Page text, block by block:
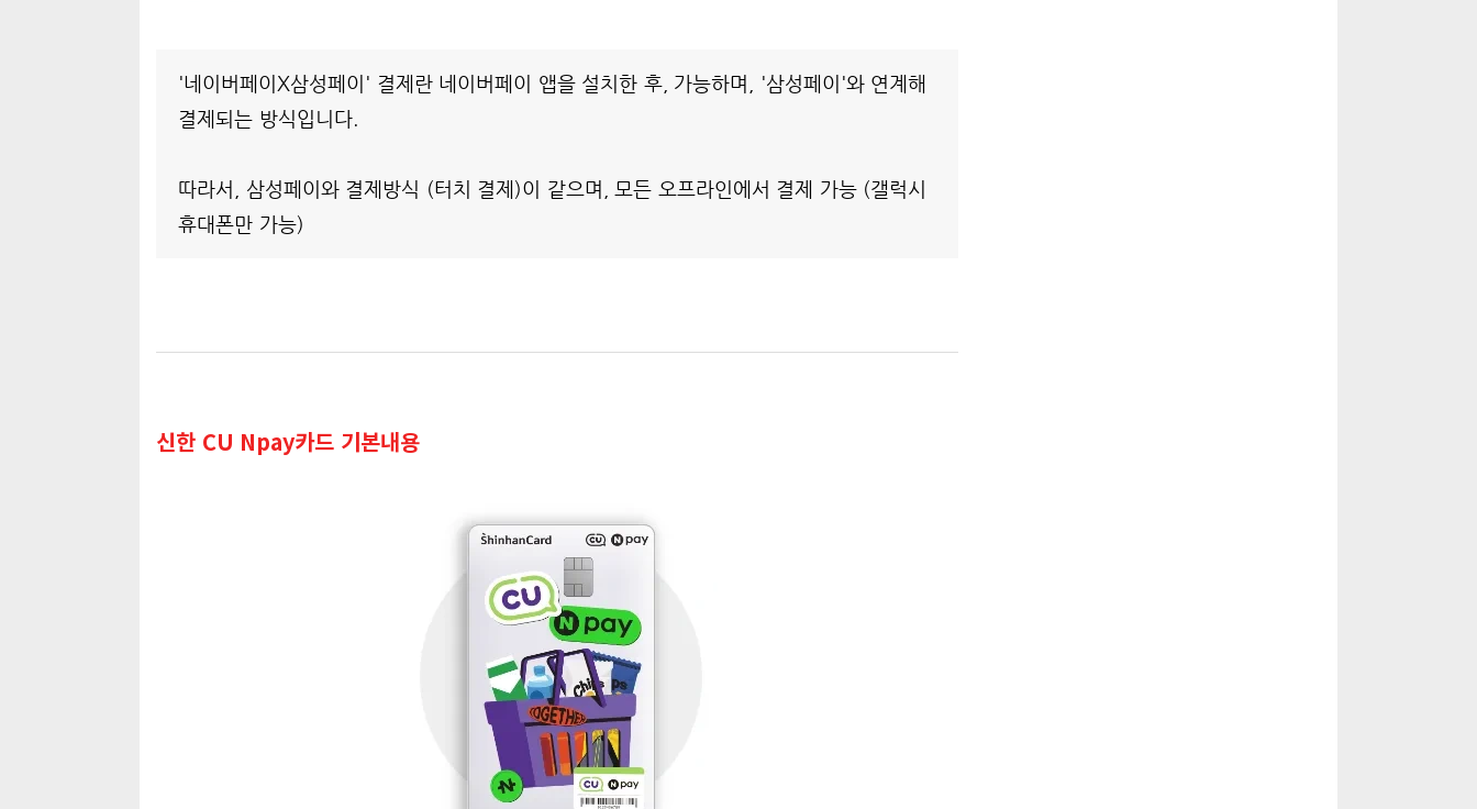
'네이버페이X삼성페이' 결제란 네이버페이 앱을 설치한 후, 가능하며, '삼성페이'와 연계해
결제되는 방식입니다.
따라서, 삼성페이와 결제방식 (터치 결제)이 같으며, 모든 오프라인에서 결제 가능 (갤럭시
휴대폰만 가능)
신한 CU Npay카드 기본내용